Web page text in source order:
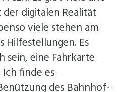
digitalen Realität
viele stehen am
Hilfestellungen. Es
sein, eine Fahrkarte
finde es
des Bahnhof-